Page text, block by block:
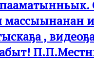
массыынанан
,